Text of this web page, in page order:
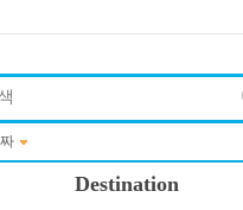
Destination